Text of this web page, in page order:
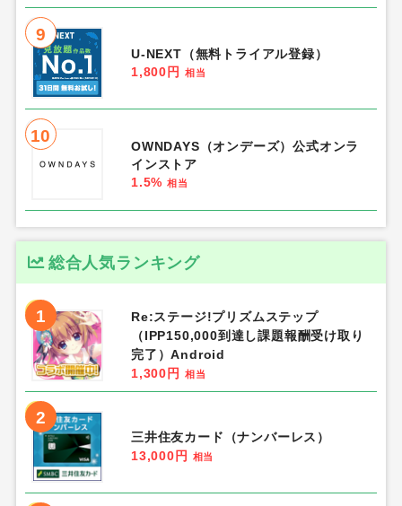
9
U-NEXT（無料トライアル登録）
1,800円
相当
10
OWNDAYS（オンデーズ）公式オンラ
インストア
1.5% 相当
総合人気ランキング
1
Re:ステージ!プリズムステップ
（IPP150,000到達し課題報酬受け取り
完了）Android
1,300円
相当
2
三井住友カード（ナンバーレス）
13,000円
相当